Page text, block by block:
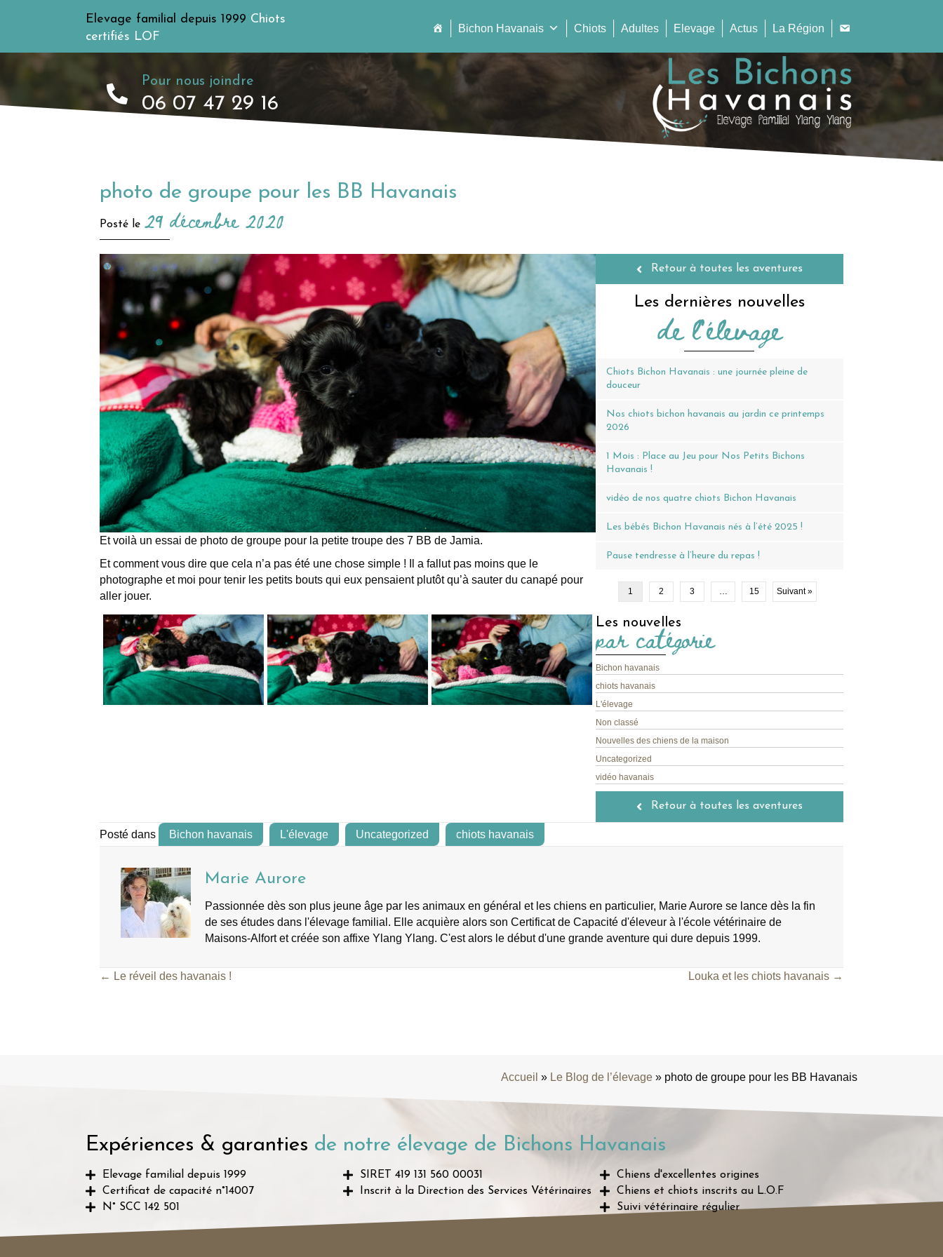
Elevage familial depuis 1999 Chiots
certifiés LOF
Bichon Havanais Chiots Adultes Elevage Actus La Région
Pour nous joindre
06 07 47 29 16
photo de groupe pour les BB Havanais
Posté le 29 décembre 2020
Et voilà un essai de photo de groupe pour la petite troupe des 7 BB de Jamia.
Et comment vous dire que cela n’a pas été une chose simple ! Il a fallut pas moins que le
photographe et moi pour tenir les petits bouts qui eux pensaient plutôt qu’à sauter du canapé pour
aller jouer.
Retour à toutes les aventures
Les dernières nouvelles
de l'élevage
Chiots Bichon Havanais : une journée pleine de
douceur
Nos chiots bichon havanais au jardin ce printemps
2026
1 Mois : Place au Jeu pour Nos Petits Bichons
Havanais !
vidéo de nos quatre chiots Bichon Havanais
Les bébés Bichon Havanais nés à l’été 2025 !
Pause tendresse à l’heure du repas !
1 2 3 … 15 Suivant »
Les nouvelles
par catégorie
Bichon havanais
chiots havanais
L'élevage
Non classé
Nouvelles des chiens de la maison
Uncategorized
vidéo havanais
Retour à toutes les aventures
Posté dans Bichon havanais L'élevage Uncategorized chiots havanais
Marie Aurore
Passionnée dès son plus jeune âge par les animaux en général et les chiens en particulier, Marie Aurore se lance dès la fin
de ses études dans l'élevage familial. Elle acquière alors son Certificat de Capacité d'éleveur à l'école vétérinaire de
Maisons-Alfort et créée son affixe Ylang Ylang. C'est alors le début d'une grande aventure qui dure depuis 1999.
Posts
← Le réveil des havanais ! Louka et les chiots havanais →
Accueil » Le Blog de l’élevage » photo de groupe pour les BB Havanais
Expériences & garanties de notre élevage de Bichons Havanais
Elevage familial depuis 1999
Certificat de capacité n°14007
N° SCC 142 501
SIRET 419 131 560 00031
Inscrit à la Direction des Services Vétérinaires
Chiens d'excellentes origines
Chiens et chiots inscrits au L.O.F
Suivi vétérinaire régulier